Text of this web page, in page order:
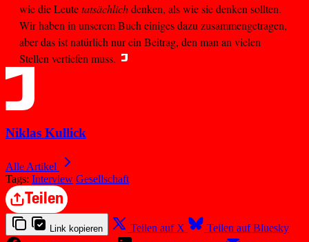
wie die Leutetatsächlichdenken, als wie sie denken sollten.
Wir haben in unserem Buch einiges dazu zusammengetragen,
aber das ist natürlich nur ein Beitrag, den man an vielen
Stellen vertiefen muss.
Niklas Kullick
Alle Artikel
Tags: Interview Gesellschaft
Teilen
Link kopieren Teilen auf X
Teilen auf Bluesky